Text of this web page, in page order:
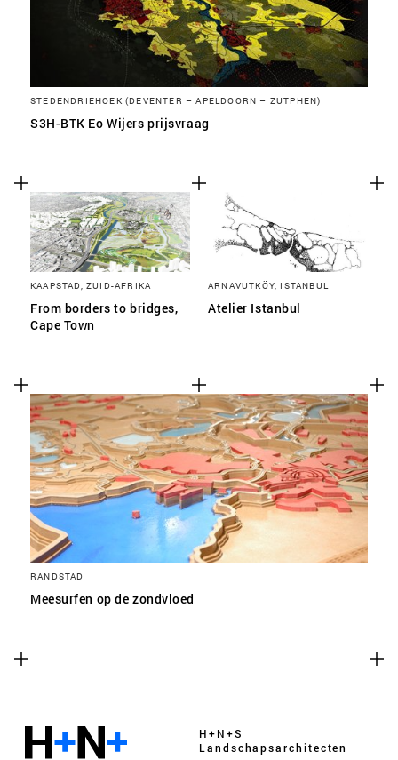
STEDENDRIEHOEK (DEVENTER – APELDOORN – ZUTPHEN)
S3H-BTK Eo Wijers prijsvraag
KAAPSTAD, ZUID-AFRIKA
From borders to bridges,
Cape Town
ARNAVUTKÖY, ISTANBUL
Atelier Istanbul
RANDSTAD
Meesurfen op de zondvloed
H+N+S
Landschaps­architecten